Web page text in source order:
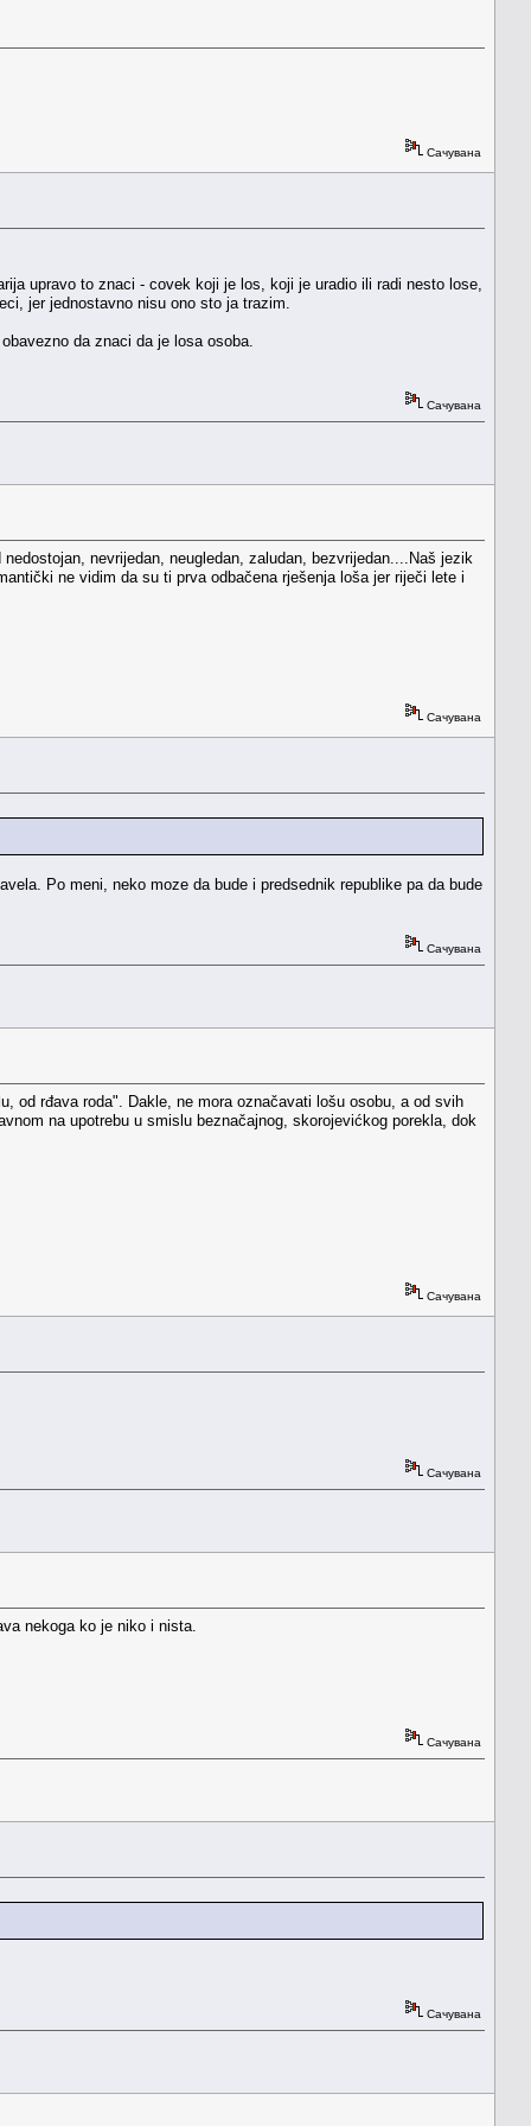
Сачувана
upravo to znaci - covek koji je los, koji je uradio ili radi nesto lose,
jer jednostavno nisu ono sto ja trazim.
da znaci da je losa osoba.
Сачувана
nevrijedan, neugledan, zaludan, bezvrijedan....Naš jezik
ne vidim da su ti prva odbačena rješenja loša jer riječi lete i
Сачувана
Po meni, neko moze da bude i predsednik republike pa da bude
Сачувана
od rđava roda". Dakle, ne mora označavati lošu osobu, a od svih
na upotrebu u smislu beznačajnog, skorojevićkog porekla, dok
Сачувана
Сачувана
nekoga ko je niko i nista.
Сачувана
Сачувана